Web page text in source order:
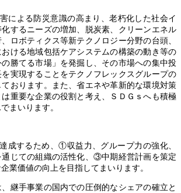
による防災意識の高まり、老朽化した社会イ
化するニーズの増加、脱炭素、クリーンエネル
ロボティクス等新テクノロジー分野の台頭、
ける地域包括ケアシステムの構築の動き等の
勝てる市場」を発掘し、その市場への集中投
実現することをテクノフレックスグループの
おります。また、省エネや革新的な環境対策
重要な企業の役割と考え、ＳＤＧｓへも積極
まいります。
成するため、①収益力、グループ力の強化、
じての組織の活性化、③中期経営計画を策定
業価値の向上を目指してまいります。
継手事業の国内での圧倒的なシェアの確立と